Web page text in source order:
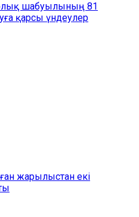
шабуылының 81
қарсы үндеулер
жарылыстан екі